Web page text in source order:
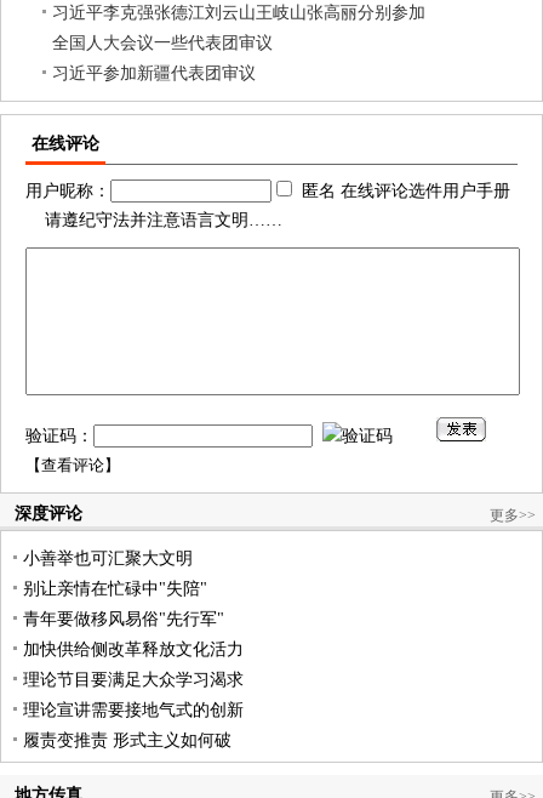
习近平李克强张德江刘云山王岐山张高丽分别参加
全国人大会议一些代表团审议
习近平参加新疆代表团审议
在线评论
用户昵称：
匿名 在线评论选件用户手册
请遵纪守法并注意语言文明……
验证码：
【查看评论】
深度评论 更多>>
小善举也可汇聚大文明
别让亲情在忙碌中"失陪"
青年要做移风易俗"先行军"
加快供给侧改革释放文化活力
理论节目要满足大众学习渴求
理论宣讲需要接地气式的创新
履责变推责 形式主义如何破